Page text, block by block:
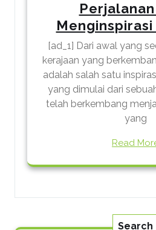
Perjalanan
Menginspirasi
[ad_1] Dari awal yang
kerajaan yang
adalah salah satu
yang dimulai dari
telah berkembang
yang
Read
Search